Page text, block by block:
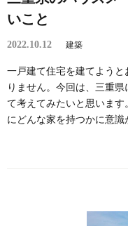
いこと
2022.10.12 建築
一戸建て住宅を建てよう
りません。今回は、三重
て考えてみたいと思いま
にどんな家を持つかに意